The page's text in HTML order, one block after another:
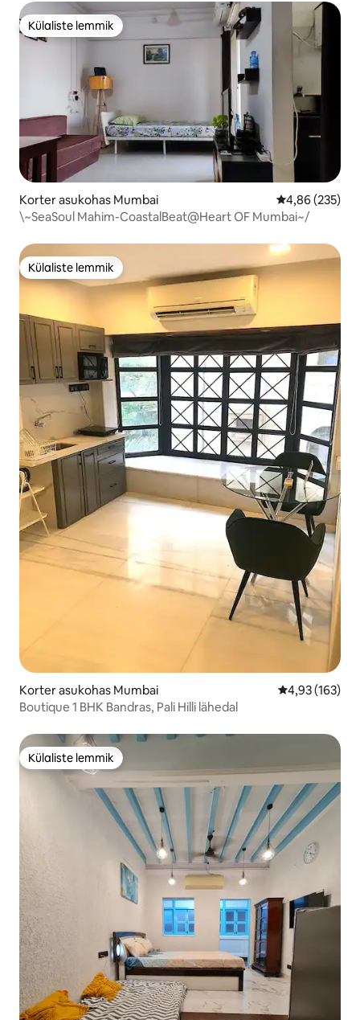
Külaliste lemmik
Külaliste lemmik
Korter asukohas Mumbai Keskmine
4,86 (235)
\~SeaSoul Mahim-CoastalBeat@Heart OF Mumbai~/
Külaliste lemmik
Külaliste lemmik
Korter asukohas Mumbai Keskmine
4,93 (163)
Boutique 1 BHK Bandras, Pali Hilli lähedal
Külaliste lemmik
Külaliste lemmik